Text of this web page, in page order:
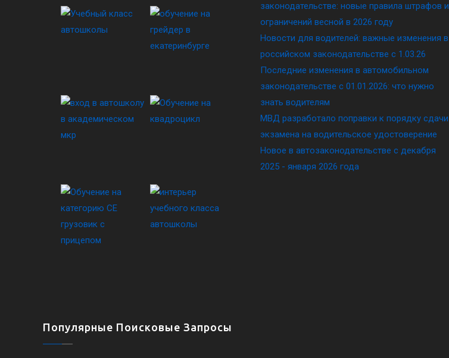
законодательстве: новые правила штрафов и
ограничений весной в 2026 году
Новости для водителей: важные изменения в
российском законодательстве c 1.03.26
Последние изменения в автомобильном
законодательстве c 01.01.2026: что нужно
знать водителям
МВД разработало поправки к порядку сдачи
экзамена на водительское удостоверение
Новое в автозаконодательстве с декабря
2025 - января 2026 года
Популярные Поисковые Запросы